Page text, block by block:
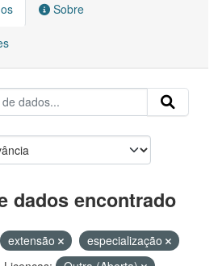
Sobre
dados encontrado
extensão
especialização